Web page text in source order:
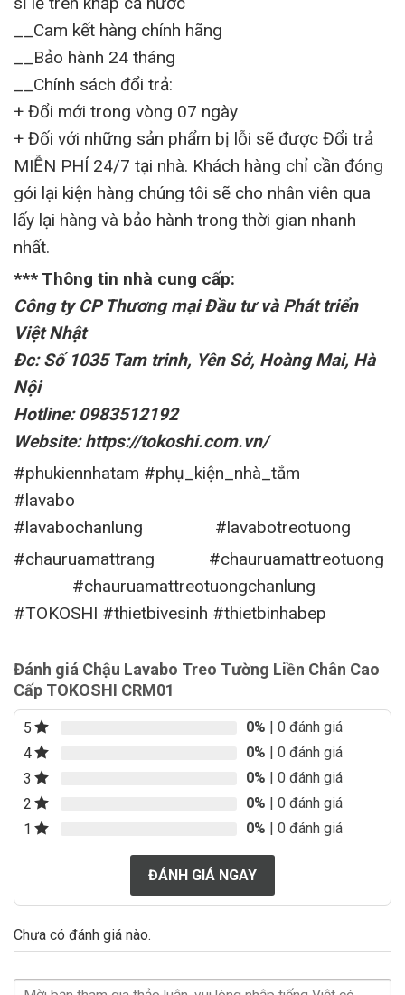
__Cam kết hàng chính hãng
__Bảo hành 24 tháng
__Chính sách đổi trả:
+ Đổi mới trong vòng 07 ngày
+ Đối với những sản phẩm bị lỗi sẽ được Đổi trả
MIỄN PHÍ 24/7 tại nhà. Khách hàng chỉ cần đóng
gói lại kiện hàng chúng tôi sẽ cho nhân viên qua
lấy lại hàng và bảo hành trong thời gian nhanh
nhất.
*** Thông tin nhà cung cấp:
Công ty CP Thương mại Đầu tư và Phát triển
Việt Nhật
Đc: Số 1035 Tam trinh, Yên Sở, Hoàng Mai, Hà
Nội
Hotline: 0983512192
Website: https://tokoshi.com.vn/
#phukiennhatam #phụ_kiện_nhà_tắm
#lavabo
#lavabochanlung #lavabotreotuong
#chauruamattrang #chauruamattreotuong
#chauruamattreotuongchanlung
#TOKOSHI #thietbivesinh #thietbinhabep
Đánh giá Chậu Lavabo Treo Tường Liền Chân Cao
Cấp TOKOSHI CRM01
5 0% | 0 đánh giá
4
0% | 0 đánh giá
3
0% | 0 đánh giá
2
0% | 0 đánh giá
1
0% | 0 đánh giá
ĐÁNH GIÁ NGAY
Chưa có đánh giá nào.